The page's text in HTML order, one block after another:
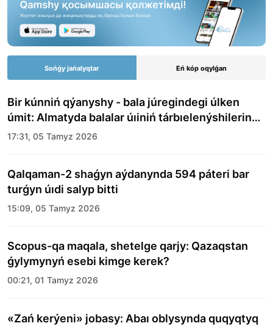
Sońǵy jańalyqtar Eń kóp oqylǵan
Bir kúnniń qýanyshy - bala júregindegi úlken
úmit: Almatyda balalar úıiniń tárbıelenýshilerine
merekelik kún uıymdastyryldy
17:31, 05 Tamyz 2026
Qalqaman-2 shaǵyn aýdanynda 594 páteri bar
turǵyn úıdi salyp bitti
15:09, 05 Tamyz 2026
Scopus-qa maqala, shetelge qarjy: Qazaqstan
ǵylymynyń esebi kimge kerek?
00:21, 01 Tamyz 2026
«Zań kerýeni» jobasy: Abaı oblysynda quqyqtyq